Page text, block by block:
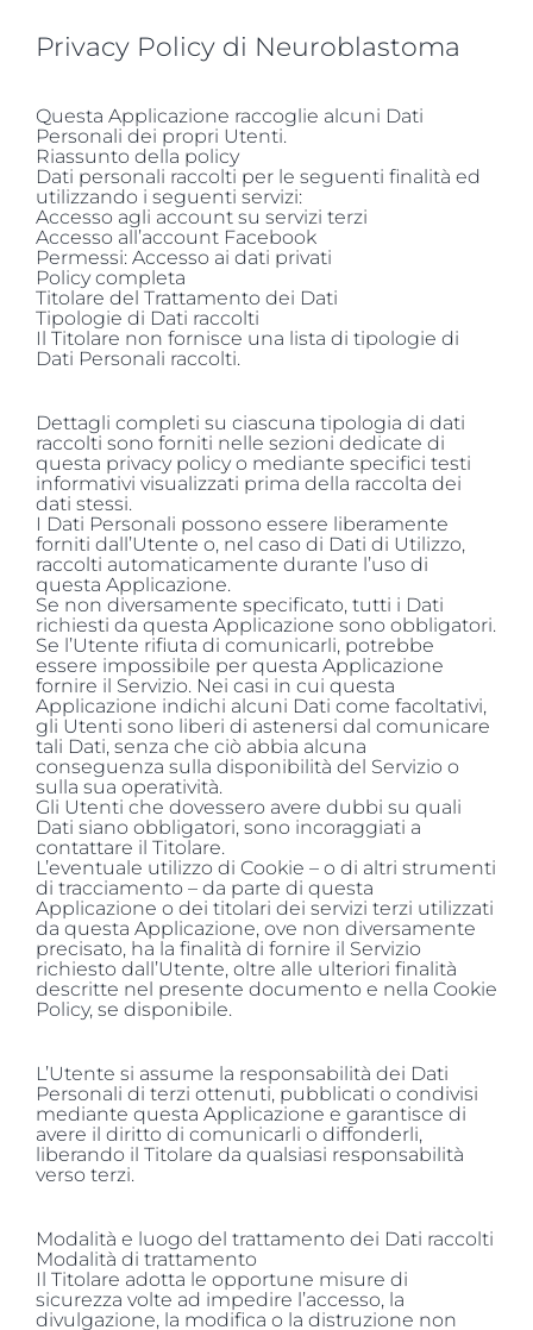
contenuto
Privacy Policy di Neuroblastoma
Questa Applicazione raccoglie alcuni Dati
Personali dei propri Utenti.
Riassunto della policy
Dati personali raccolti per le seguenti finalità ed
utilizzando i seguenti servizi:
Accesso agli account su servizi terzi
Accesso all’account Facebook
Permessi: Accesso ai dati privati
Policy completa
Titolare del Trattamento dei Dati
Tipologie di Dati raccolti
Il Titolare non fornisce una lista di tipologie di
Dati Personali raccolti.
Dettagli completi su ciascuna tipologia di dati
raccolti sono forniti nelle sezioni dedicate di
questa privacy policy o mediante specifici testi
informativi visualizzati prima della raccolta dei
dati stessi.
I Dati Personali possono essere liberamente
forniti dall’Utente o, nel caso di Dati di Utilizzo,
raccolti automaticamente durante l’uso di
questa Applicazione.
Se non diversamente specificato, tutti i Dati
richiesti da questa Applicazione sono obbligatori.
Se l’Utente rifiuta di comunicarli, potrebbe
essere impossibile per questa Applicazione
fornire il Servizio. Nei casi in cui questa
Applicazione indichi alcuni Dati come facoltativi,
gli Utenti sono liberi di astenersi dal comunicare
tali Dati, senza che ciò abbia alcuna
conseguenza sulla disponibilità del Servizio o
sulla sua operatività.
Gli Utenti che dovessero avere dubbi su quali
Dati siano obbligatori, sono incoraggiati a
contattare il Titolare.
L’eventuale utilizzo di Cookie – o di altri strumenti
di tracciamento – da parte di questa
Applicazione o dei titolari dei servizi terzi utilizzati
da questa Applicazione, ove non diversamente
precisato, ha la finalità di fornire il Servizio
richiesto dall’Utente, oltre alle ulteriori finalità
descritte nel presente documento e nella Cookie
Policy, se disponibile.
L’Utente si assume la responsabilità dei Dati
Personali di terzi ottenuti, pubblicati o condivisi
mediante questa Applicazione e garantisce di
avere il diritto di comunicarli o diffonderli,
liberando il Titolare da qualsiasi responsabilità
verso terzi.
Modalità e luogo del trattamento dei Dati raccolti
Modalità di trattamento
Il Titolare adotta le opportune misure di
sicurezza volte ad impedire l’accesso, la
divulgazione, la modifica o la distruzione non